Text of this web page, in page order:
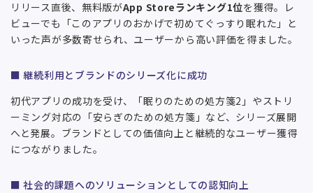
リリース直後、無料版がApp Storeランキング1位を獲得。レ
ビューでも「このアプリのおかげで初めてぐっすり眠れた」と
いった声が多数寄せられ、ユーザーから高い評価を得ました。
■ 継続利用とブランドのシリーズ化に成功
初代アプリの成功を受け、「眠りのための処方箋2」やストリ
ーミング対応の「安らぎのための処方箋」など、シリーズ展開
へと発展。ブランドとしての価値向上と継続的なユーザー獲得
につながりました。
■ 社会的課題へのソリューションとしての認知向上